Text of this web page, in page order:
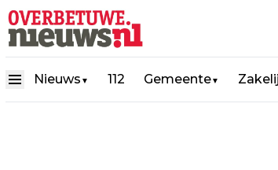
Nieuws ▼ 112 Gemeente▼